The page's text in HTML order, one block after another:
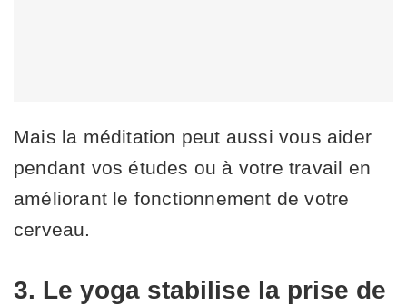
Mais la méditation peut aussi vous aider
pendant vos études ou à votre travail en
améliorant le fonctionnement de votre
cerveau.
3. Le yoga stabilise la prise de